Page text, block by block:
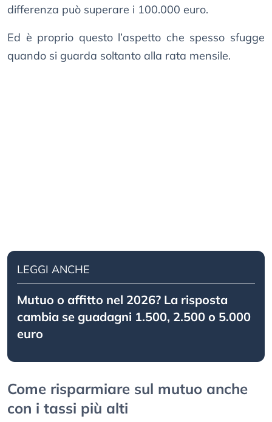
differenza può superare i 100.000 euro.
Ed è proprio questo l’aspetto che spesso sfugge
quando si guarda soltanto alla rata mensile.
LEGGI ANCHE
Mutuo o affitto nel 2026? La risposta
cambia se guadagni 1.500, 2.500 o 5.000
euro
Come risparmiare sul mutuo anche
con i tassi più alti